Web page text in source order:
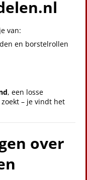
van:
en borstelrollen
, een losse
zoekt – je vindt het
over